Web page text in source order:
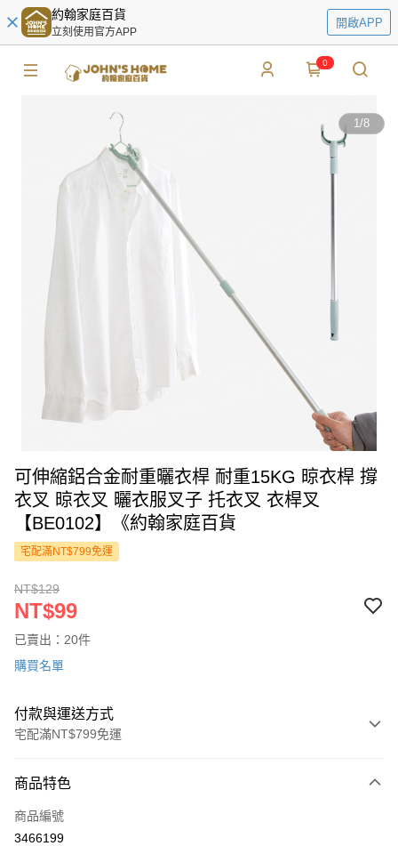
約翰家庭百貨
立刻使用官方APP
開啟APP
0
1/8
可伸縮鋁合金耐重曬衣桿 耐重15KG 晾衣桿 撐
衣叉 晾衣叉 曬衣服叉子 托衣叉 衣桿叉
【BE0102】《約翰家庭百貨
宅配滿NT$799免運
NT$129
NT$99
已賣出：20件
購買名單
付款與運送方式
宅配滿NT$799免運
信用卡一次付款
LINE Pay
商品特色
商品編號
3466199